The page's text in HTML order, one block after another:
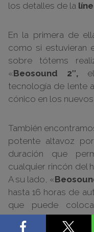
los detalles de la
En la primera de
como si estuvieran
sobre tótems
«Beosound 2″,el
tecnología de lente
cónico en los
También
potente altavoz
duración que
cualquier rincón del
A su lado, «
hasta 16 horas de
que puede
colgarse en la